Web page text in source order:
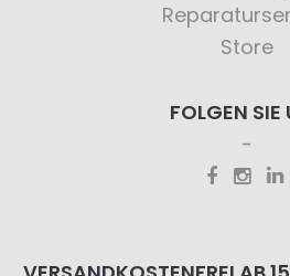
Store
FOLGEN SIE